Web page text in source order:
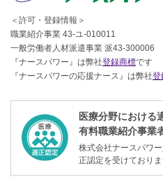
＜許可・登録情報＞
職業紹介事業 43-ユ-010011
一般労働者人材派遣事業 派43-300006
『ナースパワー』は弊社登録商標です
『ナースパワーの応援ナース』は弊社登
医療分野における
有料職業紹介事業
株式会社ナースパワ
正認定を受けておりま